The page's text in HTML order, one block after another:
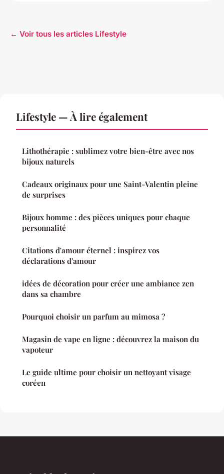
← Voir tous les articles Lifestyle
Lifestyle — À lire également
Lithothérapie : sublimez votre bien-être avec nos
bijoux naturels
Cadeaux originaux pour une Saint-Valentin pleine
de surprises
Bijoux homme : des pièces uniques pour chaque
personnalité
Citations d'amour éternel : inspirez vos
déclarations d'amour
idées de décoration pour créer une ambiance zen
dans sa chambre
Pourquoi choisir un parfum au mimosa ?
Magasin de vape en ligne : découvrez la maison du
vapoteur
Le guide ultime pour choisir un nettoyant visage
coréen